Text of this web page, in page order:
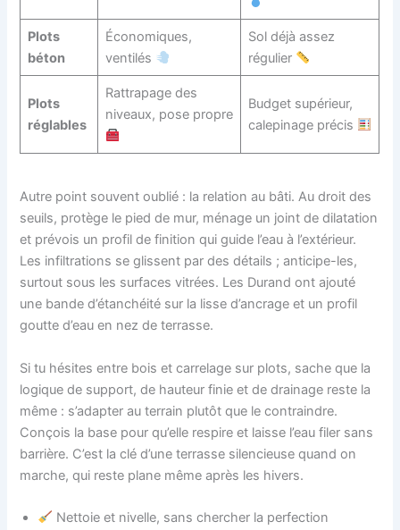
Plots
béton
Économiques,
ventilés
Sol déjà assez
régulier
Plots
réglables
Rattrapage des
niveaux, pose propre
Budget supérieur,
calepinage précis
Autre point souvent oublié : la relation au bâti. Au droit des
seuils, protège le pied de mur, ménage un joint de dilatation
et prévois un profil de finition qui guide l’eau à l’extérieur.
Les infiltrations se glissent par des détails ; anticipe-les,
surtout sous les surfaces vitrées. Les Durand ont ajouté
une bande d’étanchéité sur la lisse d’ancrage et un profil
goutte d’eau en nez de terrasse.
Si tu hésites entre bois et carrelage sur plots, sache que la
logique de support, de hauteur finie et de drainage reste la
même : s’adapter au terrain plutôt que le contraindre.
Conçois la base pour qu’elle respire et laisse l’eau filer sans
barrière. C’est la clé d’une terrasse silencieuse quand on
marche, qui reste plane même après les hivers.
Nettoie et nivelle, sans chercher la perfection